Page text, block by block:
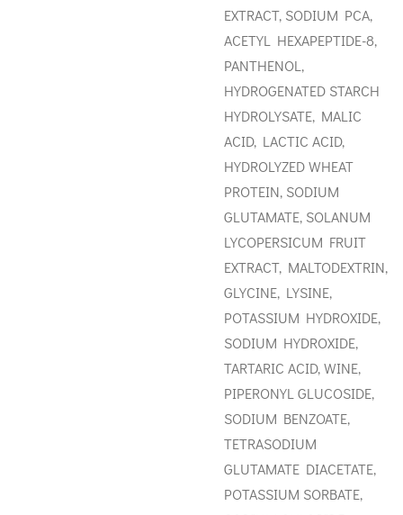
EXTRACT, SODIUM PCA,
ACETYL HEXAPEPTIDE-8,
PANTHENOL,
HYDROGENATED STARCH
HYDROLYSATE, MALIC
ACID, LACTIC ACID,
HYDROLYZED WHEAT
PROTEIN, SODIUM
GLUTAMATE, SOLANUM
LYCOPERSICUM FRUIT
EXTRACT, MALTODEXTRIN,
GLYCINE, LYSINE,
POTASSIUM HYDROXIDE,
SODIUM HYDROXIDE,
TARTARIC ACID, WINE,
PIPERONYL GLUCOSIDE,
SODIUM BENZOATE,
TETRASODIUM
GLUTAMATE DIACETATE,
POTASSIUM SORBATE,